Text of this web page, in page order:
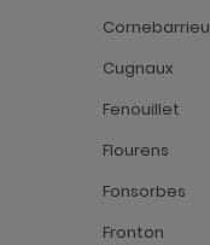
Cornebarrieu
Cugnaux
Fenouillet
Flourens
Fonsorbes
Fronton